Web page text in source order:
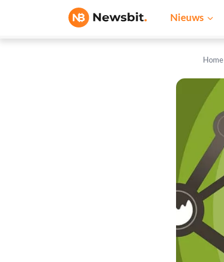
Nieuws
Home